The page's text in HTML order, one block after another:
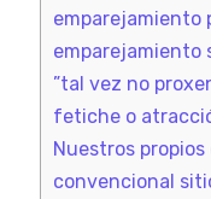
emparejamiento
emparejamiento
”tal vez no
fetiche o
Nuestros
convencional